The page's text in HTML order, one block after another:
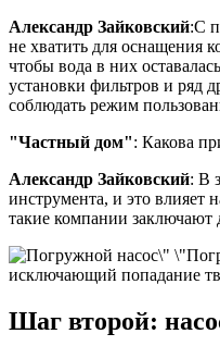
Александр Зайковский:С
не хватить для оснащения
чтобы вода в них
установки фильтров и ряд
соблюдать режим
"Частный дом": Какова
Александр Зайковский: В
инструмента, и это влияет
такие компании заключают
Шаг второй: